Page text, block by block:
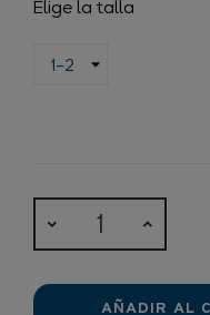
Elige la talla
AÑADIR AL